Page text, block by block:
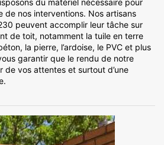
du matériel nécessaire pour
de nos interventions. Nos artisans
peuvent accomplir leur tâche sur
de toit, notamment la tuile en terre
la pierre, l’ardoise, le PVC et plus
garantir que le rendu de notre
de vos attentes et surtout d’une